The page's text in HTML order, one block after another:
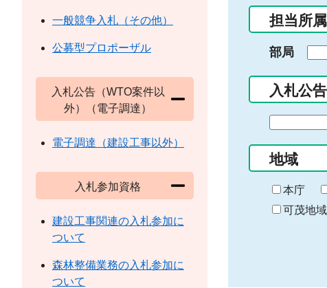
担当所属
部局
入札公
の
始
ま
り
地域
本庁
可茂地域
一般競争入札（その他）
公募型プロポーザル
入札公告（WTO案件以
外）（電子調達）
電子調達（建設工事以外）
入札参加資格
建設工事関連の入札参加に
ついて
森林整備業務の入札参加に
ついて